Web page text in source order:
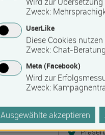
20537
Termin
10.08.2026
Ort
Zeitmuster
Vollzeit
Lehr- und Lernform
Zweck:
UserLike
Diese Cookies
Zweck: Chat-Beratung
Meta (Facebook)
Wird zur
Zweck:
Ausgewählte akzeptieren